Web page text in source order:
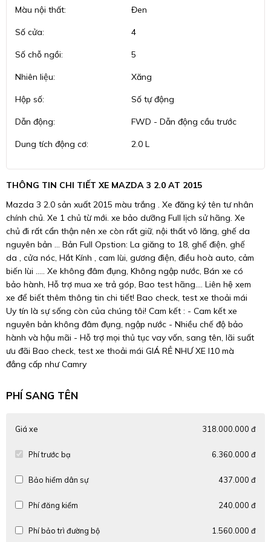
Màu nội thất: Đen
Số cửa: 4
Số chỗ ngồi: 5
Nhiên liệu: Xăng
Hộp số: Số tự động
Dẫn động: FWD - Dẫn động cầu trước
Dung tích động cơ: 2.0 L
THÔNG TIN CHI TIẾT XE MAZDA 3 2.0 AT 2015
Mazda 3 2.0 sản xuất 2015 màu trắng . Xe đăng ký tên tư nhân
chính chủ. Xe 1 chủ từ mới. xe bảo dưỡng Full lịch sử hãng. Xe
chủ đi rất cẩn thận nên xe còn rất giữ, nội thất vô lăng, ghế da
nguyên bản ... Bản Full Opstion: La giăng to 18, ghế điện, ghế
da , cửa nóc, Hắt Kính , cam lùi, gương điện, điều hoà auto, cảm
biến lùi ..... Xe không đâm đụng, Không ngập nước, Bán xe có
bảo hành, Hỗ trợ mua xe trả góp, Bao test hãng.... Liên hệ xem
xe để biết thêm thông tin chi tiết! Bao check, test xe thoải mái
Uy tín là sự sống còn của chúng tôi! Cam kết : - Cam kết xe
nguyên bản không đâm đụng, ngập nước - Nhiều chế độ bảo
hành và hậu mãi - Hỗ trợ mọi thủ tục vay vốn, sang tên, lãi suất
ưu đãi Bao check, test xe thoải mái GIÁ RẺ NHƯ XE I10 mà
đẳng cấp như Camry
PHÍ SANG TÊN
Giá xe 318.000.000 đ
Phí trước bạ 6.360.000 đ
Bảo hiểm dân sự 437.000 đ
Phí đăng kiểm 240.000 đ
Phí bảo trì đường bộ 1.560.000 đ